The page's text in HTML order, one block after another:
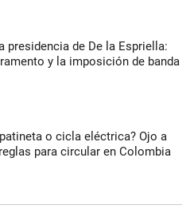
presidencia de De la Espriella:
y la imposición de banda
o cicla eléctrica? Ojo a
para circular en Colombia